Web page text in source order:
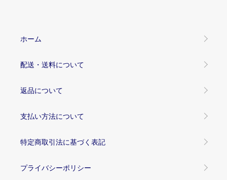
ホーム
配送・送料について
返品について
支払い方法について
特定商取引法に基づく表記
プライバシーポリシー